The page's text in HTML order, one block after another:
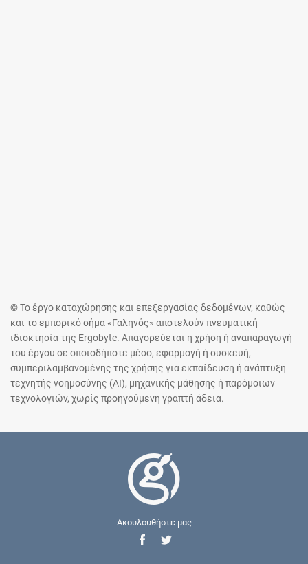
© Το έργο καταχώρησης και επεξεργασίας δεδομένων, καθώς
και το εμπορικό σήμα «Γαληνός» αποτελούν πνευματική
ιδιοκτησία της Ergobyte. Απαγορεύεται η χρήση ή αναπαραγωγή
του έργου σε οποιοδήποτε μέσο, εφαρμογή ή συσκευή,
συμπεριλαμβανομένης της χρήσης για εκπαίδευση ή ανάπτυξη
τεχνητής νοημοσύνης (AI), μηχανικής μάθησης ή παρόμοιων
τεχνολογιών, χωρίς προηγούμενη γραπτή άδεια.
Ακουλουθήστε μας